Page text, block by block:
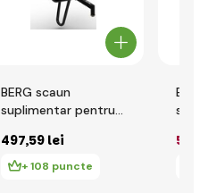
BERG scaun
suplimentar pentru
Race
497,59 lei
+ 108 puncte
526